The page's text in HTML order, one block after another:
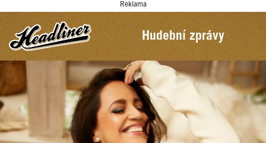
Reklama
Hudební zprávy